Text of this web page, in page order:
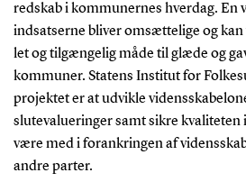
redskab i kommunernes hverdag. En
indsatserne bliver omsættelige og
let og tilgængelig måde til glæde og
kommuner. Statens Institut for
projektet er at udvikle
slutevalueringer samt sikre kvaliteten
være med i forankringen af
andre parter.